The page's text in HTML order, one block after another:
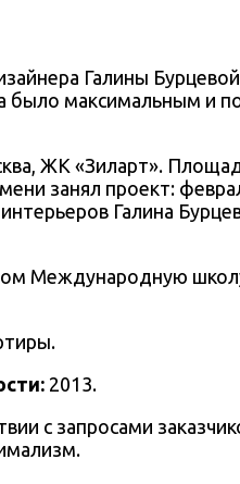
Галины
было максимальным и
ЖК «Зиларт».
занял проект:
Галина
Международную
2013.
с запросами